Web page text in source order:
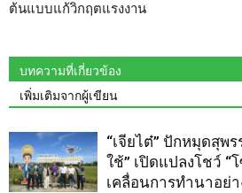
ต้นแบบแก้วิกฤตแรงงาน
บทความที่เกี่ยวข้อง
เพิ่มเติมจากผู้เขียน
“เจียไต๋” ปักหมุดสุพ
ใช้” เปิดแปลงโชว์
เคลื่อนการทำนาอย่